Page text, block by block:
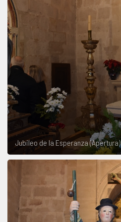
Jubileo de la Esperanza (Apertura)